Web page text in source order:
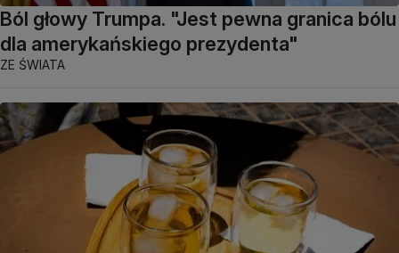
Ból głowy Trumpa. "Jest pewna granica bólu
dla amerykańskiego prezydenta"
ZE ŚWIATA